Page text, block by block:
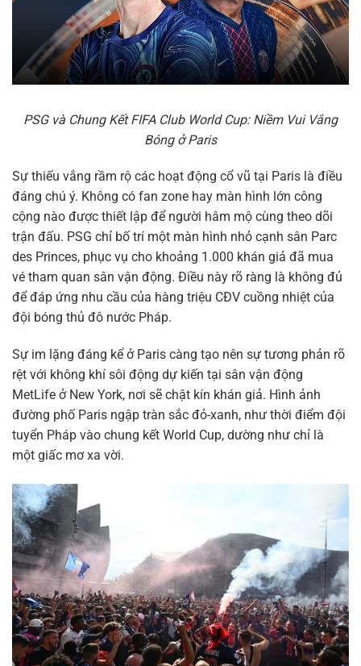
PSG và Chung Kết FIFA Club World Cup: Niềm Vui Vắng
Bóng ở Paris
Sự thiếu vắng rầm rộ các hoạt động cổ vũ tại Paris là điều
đáng chú ý. Không có fan zone hay màn hình lớn công
cộng nào được thiết lập để người hâm mộ cùng theo dõi
trận đấu. PSG chỉ bố trí một màn hình nhỏ cạnh sân Parc
des Princes, phục vụ cho khoảng 1.000 khán giả đã mua
vé tham quan sân vận động. Điều này rõ ràng là không đủ
để đáp ứng nhu cầu của hàng triệu CĐV cuồng nhiệt của
đội bóng thủ đô nước Pháp.
Sự im lặng đáng kể ở Paris càng tạo nên sự tương phản rõ
rệt với không khí sôi động dự kiến tại sân vận động
MetLife ở New York, nơi sẽ chật kín khán giả. Hình ảnh
đường phố Paris ngập tràn sắc đỏ-xanh, như thời điểm đội
tuyển Pháp vào chung kết World Cup, dường như chỉ là
một giấc mơ xa vời.